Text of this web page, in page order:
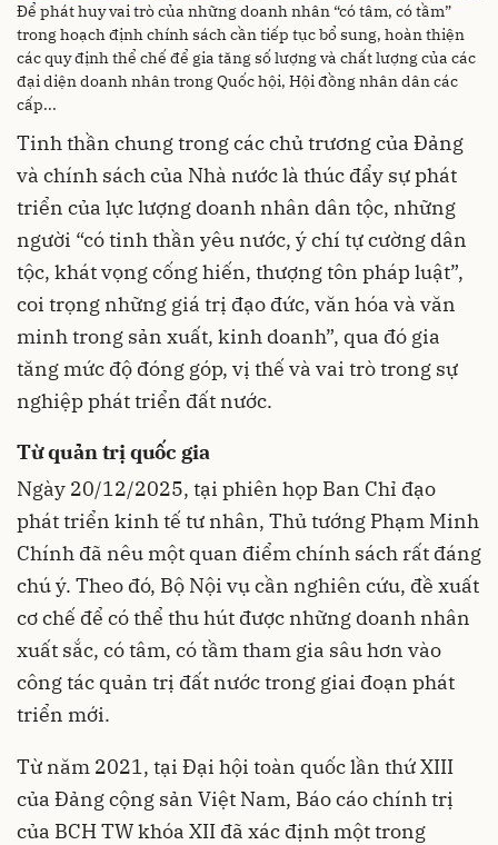
Để phát huy vai trò của những doanh nhân “có tâm, có tầm”
trong hoạch định chính sách cần tiếp tục bổ sung, hoàn thiện
các quy định thể chế để gia tăng số lượng và chất lượng của các
đại diện doanh nhân trong Quốc hội, Hội đồng nhân dân các
cấp...
Tinh thần chung trong các chủ trương của Đảng
và chính sách của Nhà nước là thúc đẩy sự phát
triển của lực lượng doanh nhân dân tộc, những
người “có tinh thần yêu nước, ý chí tự cường dân
tộc, khát vọng cống hiến, thượng tôn pháp luật”,
coi trọng những giá trị đạo đức, văn hóa và văn
minh trong sản xuất, kinh doanh”, qua đó gia
tăng mức độ đóng góp, vị thế và vai trò trong sự
nghiệp phát triển đất nước.
Từ quản trị quốc gia
Ngày 20/12/2025, tại phiên họp Ban Chỉ đạo
phát triển kinh tế tư nhân, Thủ tướng Phạm Minh
Chính đã nêu một quan điểm chính sách rất đáng
chú ý. Theo đó, Bộ Nội vụ cần nghiên cứu, đề xuất
cơ chế để có thể thu hút được những doanh nhân
xuất sắc, có tâm, có tầm tham gia sâu hơn vào
công tác quản trị đất nước trong giai đoạn phát
triển mới.
Từ năm 2021, tại Đại hội toàn quốc lần thứ XIII
của Đảng cộng sản Việt Nam, Báo cáo chính trị
của BCH TW khóa XII đã xác định một trong